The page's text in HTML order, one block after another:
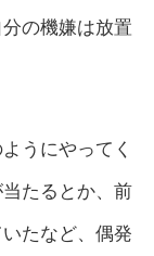
の機嫌は放置
うにやってく
たるとか、前
たなど、偶発